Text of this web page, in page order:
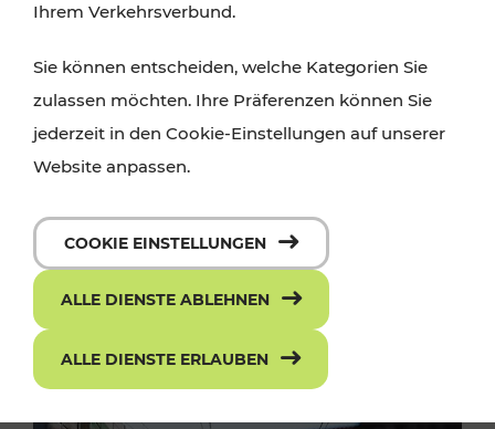
Ihrem Verkehrsverbund.
Sie können entscheiden, welche Kategorien Sie
zulassen möchten. Ihre Präferenzen können Sie
jederzeit in den Cookie-Einstellungen auf unserer
Website anpassen.
COOKIE EINSTELLUNGEN
ALLE DIENSTE ABLEHNEN
ALLE DIENSTE ERLAUBEN